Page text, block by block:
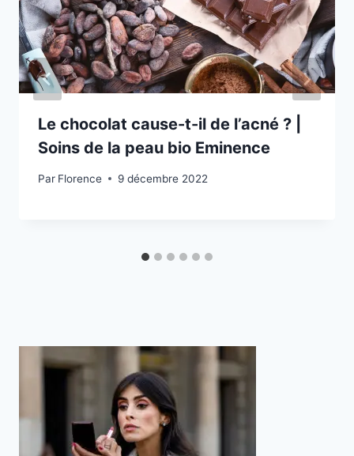
Le chocolat cause-t-il de l’acné ? |
Soins de la peau bio Eminence
Par Florence 9 décembre 2022